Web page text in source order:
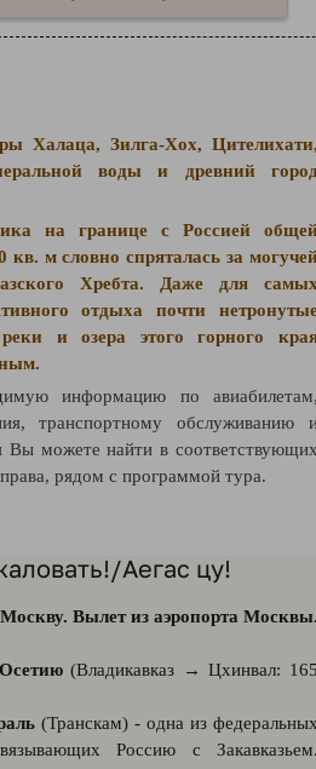
Халаца, Зилга-Хох,
воды и древний
на границе с Россией
м словно спряталась за
Хребта. Даже для
отдыха почти
и озера этого горного
информацию по
транспортному обслуживанию
Вы можете найти в
рядом с программой тура.
Аегас цу!
Вылет из аэропорта
(Владикавказ → Цхинвал:
(Транскам) - одна из
Россию с